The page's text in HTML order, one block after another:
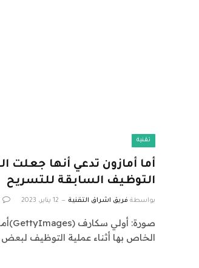
تقنية
أما أمازون تدعي أنها جعلت
التوظيف السابقة للتسريح
بواسطة فريق اشراق التقنية 12 يناير، 2023
الخاص بها أثناء عملية التوظيف